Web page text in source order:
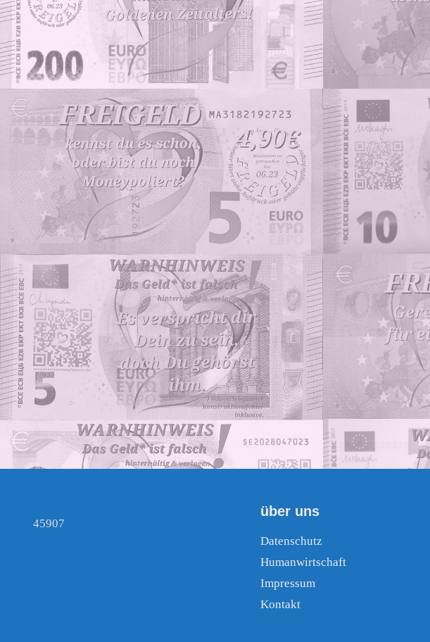
45907
über uns
Datenschutz
Humanwirtschaft
Impressum
Kontakt